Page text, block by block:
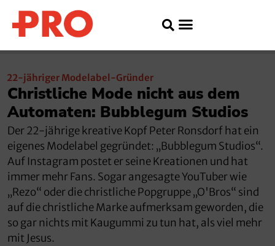
22-jähriger Modelabel-Gründer
Christliche Mode nicht aus dem
Automaten: Bubblegum Studios
Der 22-jährige kreative Kopf Peter Ronsdorf hat ein
eigenes Modelabel gegründet: „Bubblegum Studios“.
Auf Instagram postet er seine Kreationen und hat
immer mehr Fans. Sogar angesagte YouTuber wie
„Rezo“ oder die christliche Popgruppe „O'Bros“ sind
auf die christliche Marke aufmerksam geworden, die
so gar nichts mit Kaugummi zu tun hat, als viel mehr
mit Jesus.